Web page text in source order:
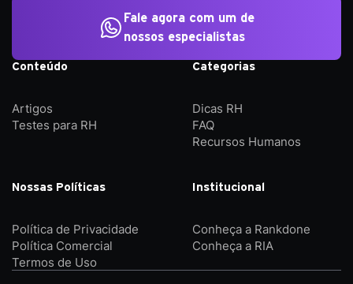
Conteúdo
Artigos
Testes para RH
Categorias
Dicas RH
FAQ
Recursos Humanos
Nossas Políticas
Política de Privacidade
Política Comercial
Termos de Uso
Institucional
Conheça a Rankdone
Conheça a RIA
Fale agora com um de
nossos especialistas